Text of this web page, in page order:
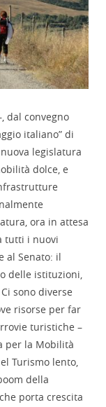
dal convegno
italiano” di
legislatura
dolce, e
ora in attesa
tutti i nuovi
al Senato: il
delle istituzioni,
sono diverse
risorse per far
turistiche –
per la Mobilità
Turismo lento,
della
porta crescita